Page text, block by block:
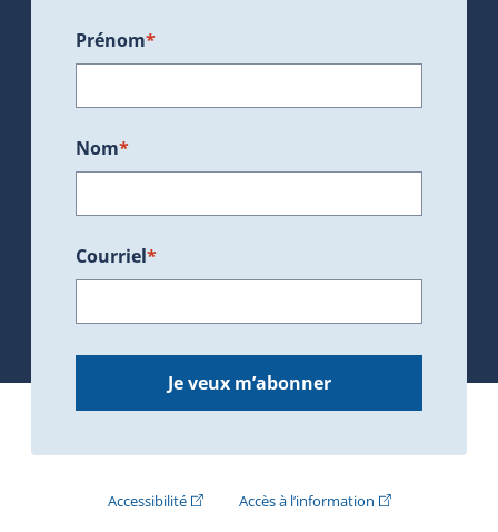
Prénom*
Nom*
Courriel*
Je veux m’abonner
Accessibilité(Cet hyperlien externe s'ouvrira dans une
Accès à l’information(Cet hyperlien